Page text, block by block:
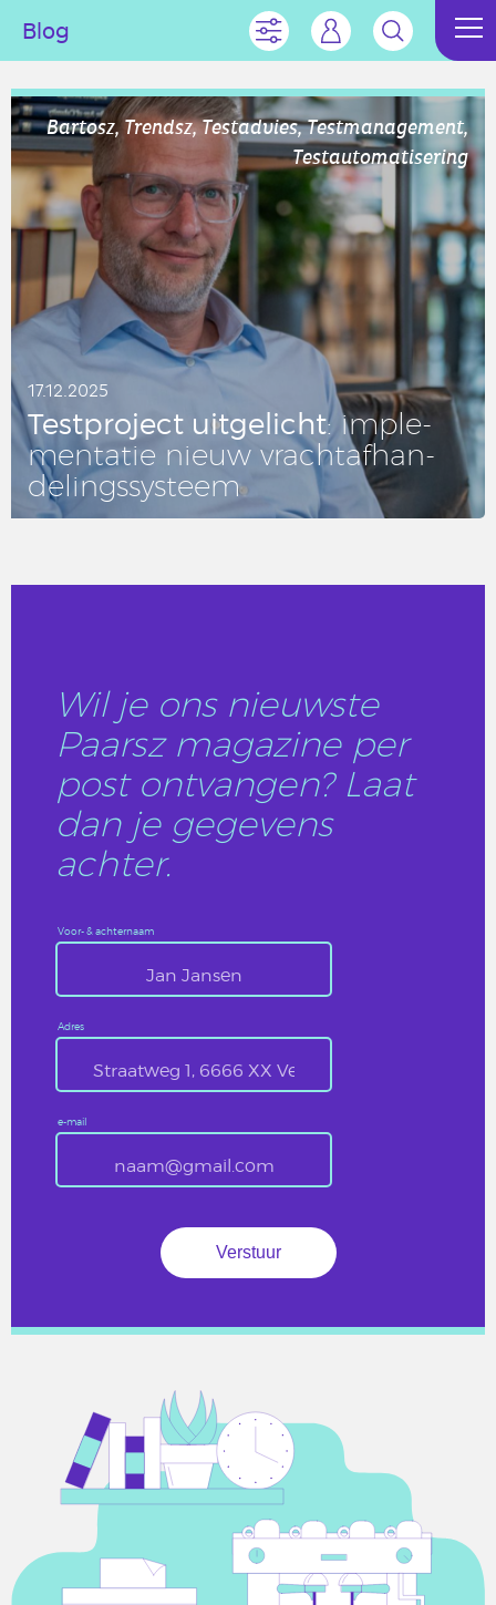
Blog
Bartosz, Trendsz, Testadvies, Testmanagement,
Testautomatisering
17.12.2025
Test­pro­ject uit­ge­licht: im­ple­
men­ta­tie nieuw vracht­af­han­
de­lings­sys­teem
Wil je ons nieuwste
Paarsz magazine per
post ontvangen? Laat
dan je gegevens
achter.
Voor- & achternaam
Adres
e-mail